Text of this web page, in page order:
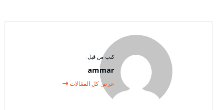
كتب من قبل:
ammar
عرض كل المقالات